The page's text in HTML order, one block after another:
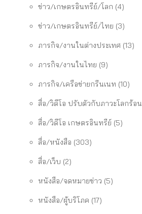
ข่าว/เกษตรอินทรีย์/โลก (4)
ข่าว/เกษตรอินทรีย์/ไทย (3)
ภารกิจ/งานในต่างประเทศ (13)
ภารกิจ/งานในไทย (9)
ภารกิจ/เครือข่ายกรีนเนท (10)
สื่อ/วิดีโอ ปรับตัวกับภาวะโลกร้อน
สื่อ/วิดีโอ เกษตรอินทรีย์ (5)
สื่อ/หนังสือ (303)
สื่อ/เว็บ (2)
หนังสือ/จดหมายข่าว (5)
หนังสือ/ผู้บริโภค (17)